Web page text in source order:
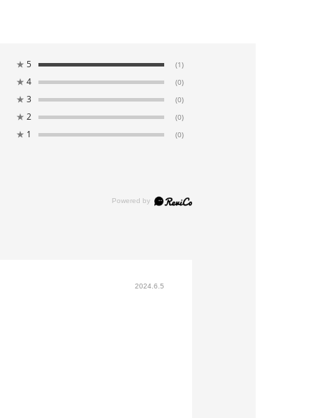
★ 5 (1)
★ 4 (0)
★ 3 (0)
★ 2 (0)
★ 1 (0)
2024.6.5